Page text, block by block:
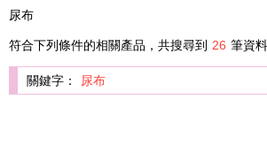
尿布
符合下列條件的相關產品，共搜尋到 26 筆資料
關鍵字： 尿布